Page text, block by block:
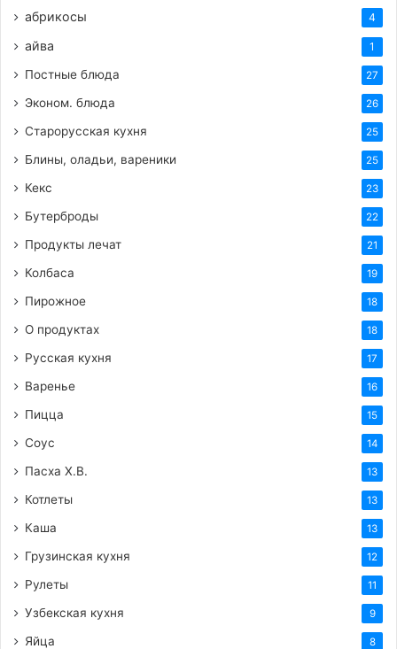
абрикосы 4
айва 1
Постные блюда 27
Эконом. блюда 26
Старорусская кухня 25
Блины, оладьи, вареники 25
Кекс 23
Бутерброды 22
Продукты лечат 21
Колбаса 19
Пирожное 18
О продуктах 18
Русская кухня 17
Варенье 16
Пицца 15
Соус 14
Пасха Х.В. 13
Котлеты 13
Каша 13
Грузинская кухня 12
Рулеты 11
Узбекская кухня 9
Яйца 8